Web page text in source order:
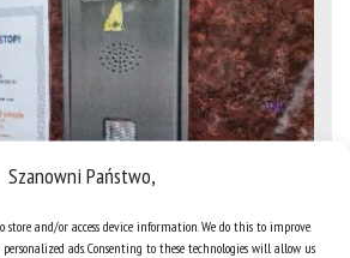
Szanowni Państwo,
store and/or access device information. We do this to improve
ads. Consenting to these technologies will allow us